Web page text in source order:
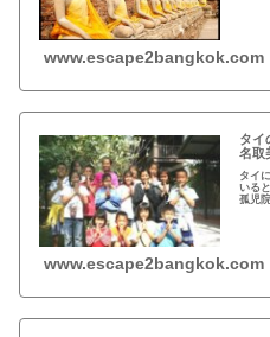
www.escape2bangkok.com
タイ
名取
タイ
いる
孤児
www.escape2bangkok.com